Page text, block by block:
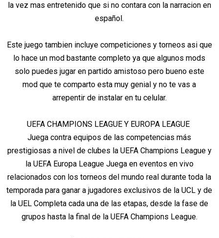
la vez mas entretenido que si no contara con la narracion en
español.
Este juego tambien incluye competiciones y torneos asi que
lo hace un mod bastante completo ya que algunos mods
solo puedes jugar en partido amistoso pero bueno este
mod que te comparto esta muy genial y no te vas a
arrepentir de instalar en tu celular.
UEFA CHAMPIONS LEAGUE Y EUROPA LEAGUE
Juega contra equipos de las competencias más
prestigiosas a nivel de clubes la UEFA Champions League y
la UEFA Europa League Juega en eventos en vivo
relacionados con los torneos del mundo real durante toda la
temporada para ganar a jugadores exclusivos de la UCL y de
la UEL Completa cada una de las etapas, desde la fase de
grupos hasta la final de la UEFA Champions League.